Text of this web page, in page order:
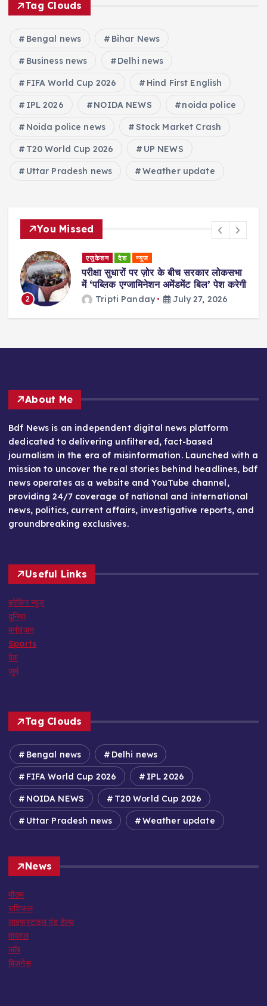
Tag Clouds
Bengal news Bihar News
Business news Delhi news
FIFA World Cup 2026 Hind First English
IPL 2026 NOIDA NEWS noida police
Noida police news Stock Market Crash
T20 World Cup 2026 UP NEWS
Uttar Pradesh news Weather update
You Missed
2
एजुकेशन देश न्यूज
परीक्षा सुधारों पर ज़ोर के बीच सरकार लोकसभा
में ‘पब्लिक एग्जामिनेशन अमेंडमेंट बिल’ पेश करेगी
Tripti Panday July 27, 2026
About Me
Bdf News is an independent digital news platform
dedicated to delivering unfiltered, fact-based
journalism in the era of misinformation. Launched with a
mission to uncover the real stories behind headlines, bdf
news operates as a website and YouTube channel,
providing 24/7 coverage of national and international
news, politics, current affairs, investigative reports, and
groundbreaking exclusives.
Useful Links
ब्रेकिंग न्यूज़
दुनिया
मनोरंजन
Sports
देश
जुर्म
Tag Clouds
Bengal news Delhi news
FIFA World Cup 2026 IPL 2026
NOIDA NEWS T20 World Cup 2026
Uttar Pradesh news Weather update
News
मौसम
राशिफल
लाइफस्टाइल एंड हेल्थ
वायरल
जॉब
बिजनेस